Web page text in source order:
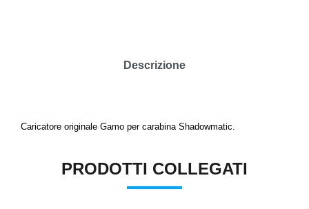
Descrizione
Caricatore originale Gamo per carabina Shadowmatic.
PRODOTTI COLLEGATI